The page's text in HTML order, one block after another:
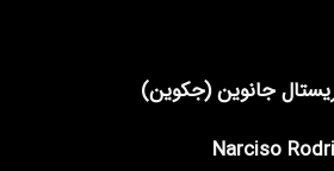
جانوین (جکوین)
Narciso